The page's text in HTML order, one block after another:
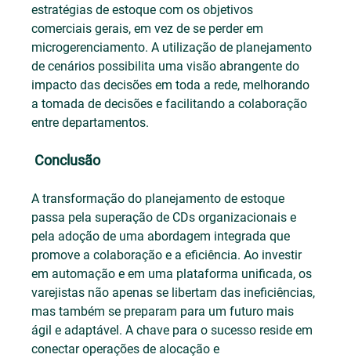
estratégias de estoque com os objetivos
comerciais gerais, em vez de se perder em
microgerenciamento. A utilização de planejamento
de cenários possibilita uma visão abrangente do
impacto das decisões em toda a rede, melhorando
a tomada de decisões e facilitando a colaboração
entre departamentos.
Conclusão
A transformação do planejamento de estoque
passa pela superação de CDs organizacionais e
pela adoção de uma abordagem integrada que
promove a colaboração e a eficiência. Ao investir
em automação e em uma plataforma unificada, os
varejistas não apenas se libertam das ineficiências,
mas também se preparam para um futuro mais
ágil e adaptável. A chave para o sucesso reside em
conectar operações de alocação e